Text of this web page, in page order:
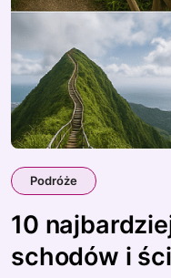
Podróże
10
schodów i